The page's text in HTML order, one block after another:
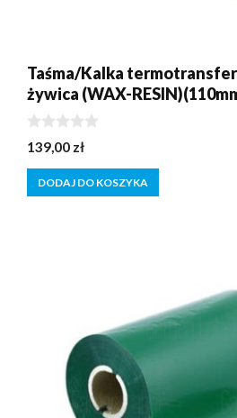
Taśma/Kalka
żywica (WAX-
0
z
5
139,00 zł
DODAJ DO KOSZYKA